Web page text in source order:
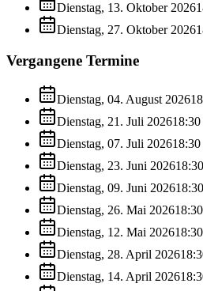
Dienstag, 13. Oktober 2026
Dienstag, 27. Oktober 2026
Vergangene Termine
Dienstag, 04. August 2026
Dienstag, 21. Juli 202618:30
Dienstag, 07. Juli 202618:30
Dienstag, 23. Juni 202618:30
Dienstag, 09. Juni 202618:30
Dienstag, 26. Mai 202618:30
Dienstag, 12. Mai 202618:30
Dienstag, 28. April 2026
Dienstag, 14. April 2026